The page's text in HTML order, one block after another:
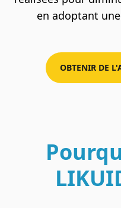
en adoptant
OBTENIR DE